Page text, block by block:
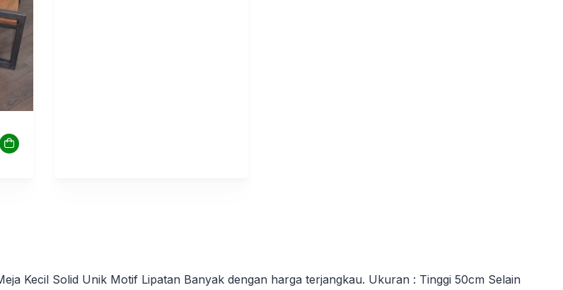
Kecil Solid Unik Motif Lipatan Banyak dengan harga terjangkau. Ukuran : Tinggi 50cm Selain